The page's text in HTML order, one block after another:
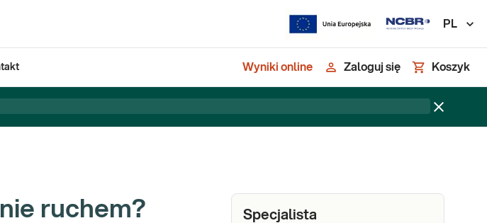
PL
Wyniki online Zaloguj się Koszyk
ruchem? Specjalista